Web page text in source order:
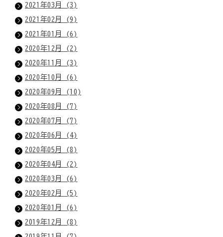
2021年03月 (3)
2021年02月 (9)
2021年01月 (6)
2020年12月 (2)
2020年11月 (3)
2020年10月 (6)
2020年09月 (10)
2020年08月 (7)
2020年07月 (7)
2020年06月 (4)
2020年05月 (8)
2020年04月 (2)
2020年03月 (6)
2020年02月 (5)
2020年01月 (6)
2019年12月 (8)